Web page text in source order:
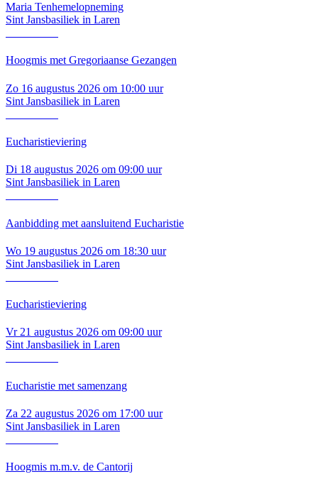
Maria Tenhemelopneming
Sint Jansbasiliek in Laren
Hoogmis met Gregoriaanse Gezangen
Zo 16 augustus 2026 om 10:00 uur
Sint Jansbasiliek in Laren
Eucharistieviering
Di 18 augustus 2026 om 09:00 uur
Sint Jansbasiliek in Laren
Aanbidding met aansluitend Eucharistie
Wo 19 augustus 2026 om 18:30 uur
Sint Jansbasiliek in Laren
Eucharistieviering
Vr 21 augustus 2026 om 09:00 uur
Sint Jansbasiliek in Laren
Eucharistie met samenzang
Za 22 augustus 2026 om 17:00 uur
Sint Jansbasiliek in Laren
Hoogmis m.m.v. de Cantorij